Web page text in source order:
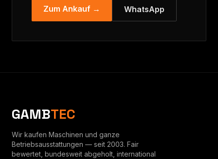
Zum Ankauf → WhatsApp
GAMBTEC
Wir kaufen Maschinen und ganze
Betriebsausstattungen — seit 2003. Fair
bewertet, bundesweit abgeholt, international